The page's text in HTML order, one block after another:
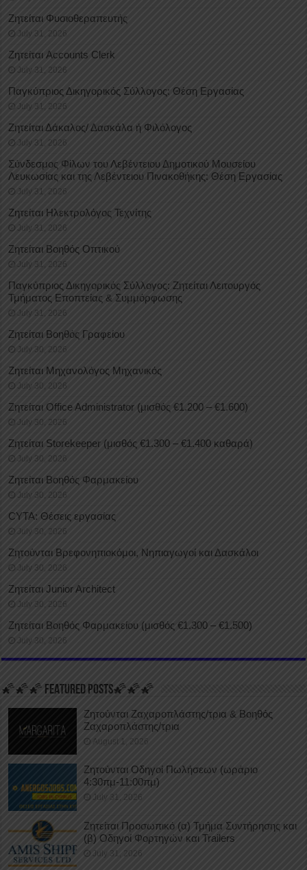
Ζητείται Φυσιοθεραπευτής
July 31, 2026
Ζητείται Accounts Clerk
July 31, 2026
Παγκύπριος Δικηγορικός Σύλλογος: Θέση Εργασίας
July 31, 2026
Ζητείται Δάκαλος/ Δασκάλα ή Φιλόλογος
July 31, 2026
Σύνδεσμος Φίλων του Λεβέντειου Δημοτικού Μουσείου
Λευκωσίας και της Λεβέντειου Πινακοθήκης: Θέση Εργασίας
July 31, 2026
Ζητείται Ηλεκτρολόγος Τεχνίτης
July 31, 2026
Ζητείται Βοηθός Οπτικού
July 31, 2026
Παγκύπριος Δικηγορικός Σύλλογος: Ζητείται Λειτουργός
Τμήματος Εποπτείας & Συμμόρφωσης
July 31, 2026
Ζητείται Βοηθός Γραφείου
July 30, 2026
Ζητείται Μηχανολόγος Μηχανικός
July 30, 2026
Ζητείται Office Administrator (μισθός €1.200 – €1.600)
July 30, 2026
Ζητείται Storekeeper (μισθός €1.300 – €1.400 καθαρά)
July 30, 2026
Ζητείται Βοηθός Φαρμακείου
July 30, 2026
CYTA: Θέσεις εργασίας
July 30, 2026
Ζητούνται Βρεφονηπιοκόμοι, Νηπιαγωγοί και Δασκάλοι
July 30, 2026
Ζητείται Junior Architect
July 30, 2026
Ζητείται Βοηθός Φαρμακείου (μισθός €1.300 – €1.500)
July 30, 2026
🌠🌠🌠 FEATURED POSTS🌠🌠🌠
Ζητούνται Ζαχαροπλάστης/τρια & Βοηθός
Ζαχαροπλάστης/τρια
August 1, 2026
Ζητούνται Οδηγοί Πωλήσεων (ωράριο
4:30πμ-11:00πμ)
July 31, 2026
Ζητείται Προσωπικό (α) Τμήμα Συντήρησης και
(β) Οδηγοί Φορτηγών και Trailers
July 31, 2026